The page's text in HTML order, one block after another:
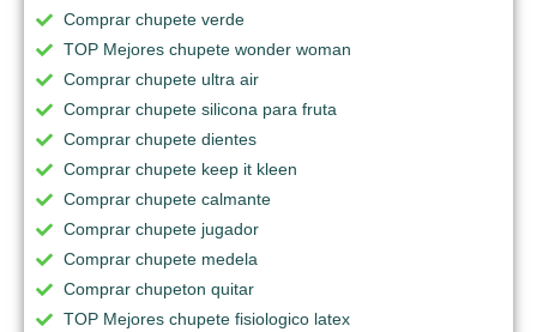
Comprar chupete verde
TOP Mejores chupete wonder woman
Comprar chupete ultra air
Comprar chupete silicona para fruta
Comprar chupete dientes
Comprar chupete keep it kleen
Comprar chupete calmante
Comprar chupete jugador
Comprar chupete medela
Comprar chupeton quitar
TOP Mejores chupete fisiologico latex